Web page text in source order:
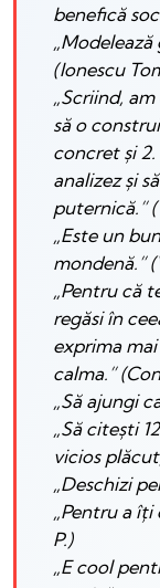
benefică
(Ionescu
„Scriind,
să o
concret și
analizez și
puternică.”
„Este un
mondenă.”
„Pentru că
regăsi în
exprima
calma.”
„Să ajungi
„Să citești
vicios
„Deschizi
„Pentru a îți
P.)
„E cool